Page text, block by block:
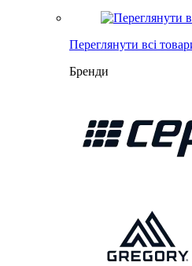
Переглянути всі
Бренди